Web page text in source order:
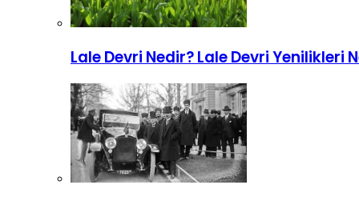
Lale Devri Nedir? Lale Devri Yenilikleri